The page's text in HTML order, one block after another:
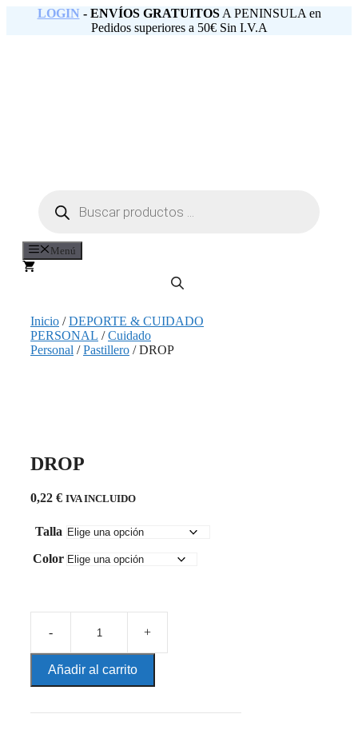
LOGIN - ENVÍOS GRATUITOSA PENINSULA en
Pedidos superiores a 50€ Sin I.V.A
productos
Menú
Inicio /DEPORTE & CUIDADO
PERSONAL /Cuidado
Personal /Pastillero / DROP
DROP
0,22 € IVA INCLUIDO
Talla
Color
cantidad
Añadir al carrito